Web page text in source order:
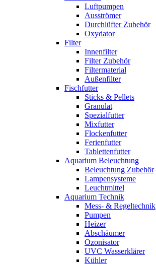
Luftpumpen
Ausströmer
Durchlüfter Zubehör
Oxydator
Filter
Innenfilter
Filter Zubehör
Filtermaterial
Außenfilter
Fischfutter
Sticks & Pellets
Granulat
Spezialfutter
Mixfutter
Flockenfutter
Ferienfutter
Tablettenfutter
Aquarium Beleuchtung
Beleuchtung Zubehör
Lampensysteme
Leuchtmittel
Aquarium Technik
Mess- & Regeltechnik
Pumpen
Heizer
Abschäumer
Ozonisator
UVC Wasserklärer
Kühler